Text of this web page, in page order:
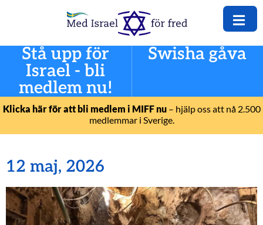
Stå upp för
Israel - bli
medlem nu!
Swisha gåva
Klicka här för att bli medlem i MIFF nu– hjälp oss att nå 2.500
medlemmar i Sverige.
12 maj, 2026